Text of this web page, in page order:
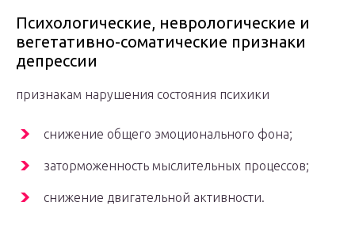
Психологические, неврологические и
вегетативно-соматические признаки
депрессии
признакам нарушения состояния психики
снижение общего эмоционального фона;
заторможенность мыслительных процессов;
снижение двигательной активности.